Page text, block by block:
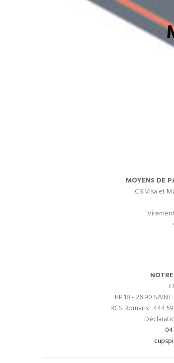
MOYENS DE
CB Visa et
BP 18 - 26190
RCS Romans : 444
04